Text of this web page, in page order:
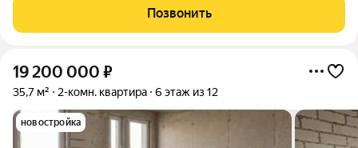
Описание и фото соответствуют действительности! Кстати,
если Вы сейчас продаёте свою
Позвонить
19 200 000 ₽
35,7 м² 2-комн. квартира 6 этаж из 12
новостройка